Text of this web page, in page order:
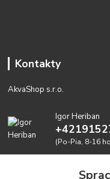
Kontakty
AkvaShop s.r.o.
Igor Heriban
(Po-Pia, 8-16